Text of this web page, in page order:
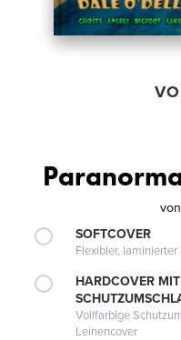
von
SOFTCOVER
Flexibler,
HARDCOVER MIT
Vollfarbige
Leinencover